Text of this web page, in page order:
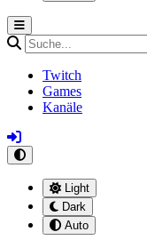
Twitch
Games
Kanäle
Light
Dark
Auto